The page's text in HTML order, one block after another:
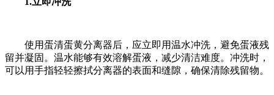
使用蛋清蛋黄分离器后，应立即用温水冲洗，避免蛋液残
留并凝固。温水能够有效溶解蛋液，减少清洁难度。冲洗时，
可以用手指轻轻擦拭分离器的表面和缝隙，确保清除残留物。